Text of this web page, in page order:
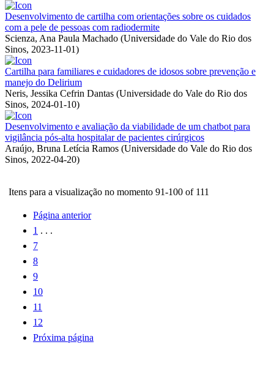
Desenvolvimento de cartilha com orientações sobre os cuidados
com a pele de pessoas com radiodermite
Scienza, Ana Paula Machado (Universidade do Vale do Rio dos
Sinos, 2023-11-01)
Cartilha para familiares e cuidadores de idosos sobre prevenção e
manejo do Delirium
Neris, Jessika Cefrin Dantas (Universidade do Vale do Rio dos
Sinos, 2024-01-10)
Desenvolvimento e avaliação da viabilidade de um chatbot para
vigilância pós-alta hospitalar de pacientes cirúrgicos
Araújo, Bruna Letícia Ramos (Universidade do Vale do Rio dos
Sinos, 2022-04-20)
Itens para a visualização no momento 91-100 of 111
Página anterior
1 . . .
7
8
9
10
11
12
Próxima página